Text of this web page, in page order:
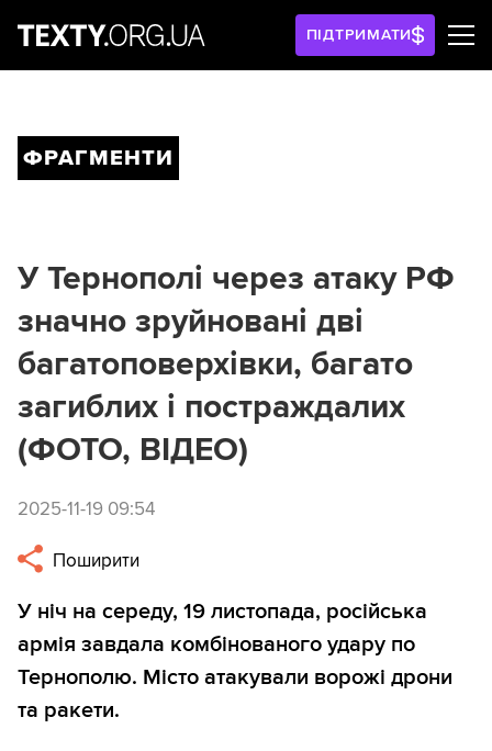
ПІДТРИМАТИ
ФРАГМЕНТИ
У Тернополі через атаку РФ
значно зруйновані дві
багатоповерхівки, багато
загиблих і постраждалих
(ФОТО, ВІДЕО)
2025-11-19 09:54
Поширити
У ніч на середу, 19 листопада, російська
армія завдала комбінованого удару по
Тернополю. Місто атакували ворожі дрони
та ракети.